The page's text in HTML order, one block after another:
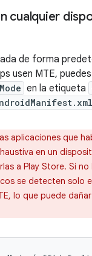
cualquier
de forma
usen MTE,
en la etiqueta
aplicaciones que
en un
a Play Store. Si
se detecten solo
lo que puede